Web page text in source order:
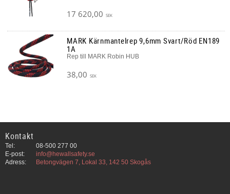
17 620,00 SEK
MARK Kärnmantelrep 9,6mm Svart/Röd EN189
1A
Rep till MARK Robin HUB
38,00 SEK
Kontakt
Tel:
08-500 277 00
E-post:
info@hewallsafety.se
Adress:
Betongvägen 7, Lokal 33, 142 50 Skogås